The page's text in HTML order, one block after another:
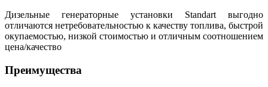
Дизельные генераторные установки Standart выгодно
отличаются нетребовательностью к качеству топлива, быстрой
окупаемостью, низкой стоимостью и отличным соотношением
цена/качество
Преимущества